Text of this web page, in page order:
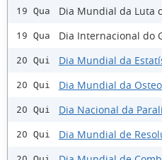
19 Qua Dia Mundial da Luta
19 Qua Dia Internacional do
20 Qui Dia Mundial da
20 Qui Dia Mundial da
20 Qui Dia Nacional da
20 Qui Dia Mundial de